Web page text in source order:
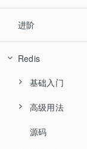
进阶
Redis
基础入门
数据类型
高级用法
发布订阅
源码